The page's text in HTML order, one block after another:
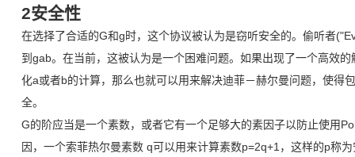
2安全性
在选择了合适的G和g时，这个协议被认为是窃听安全的。偷听者
到gab。在当前，这被认为是一个困难问题。如果出现了一个高效
化a或者b的计算，那么也就可以用来解决迪菲－赫尔曼问题，使得
全。
G的阶应当是一个素数，或者它有一个足够大的素因子以防止使用
因，一个索菲热尔曼素数 q可以用来计算素数p=2q+1，这样的p称